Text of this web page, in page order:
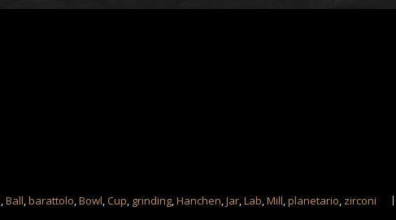
,Ball,barattolo,Bowl, Cup, grinding,Hanchen,Jar,Lab,Mill,planetario, zirconi